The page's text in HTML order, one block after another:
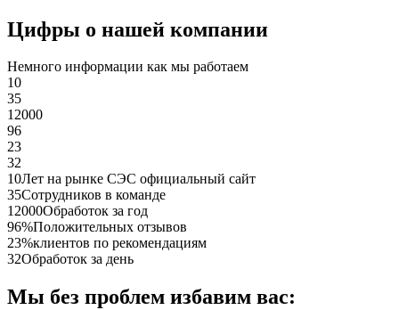
Цифры о нашей компании
Немного информации как мы работаем
10
35
12000
96
23
32
10Лет на рынке СЭС официальный сайт
35Сотрудников в команде
12000Обработок за год
96%Положительных отзывов
23%клиентов по рекомендациям
32Обработок за день
Мы без проблем избавим вас: